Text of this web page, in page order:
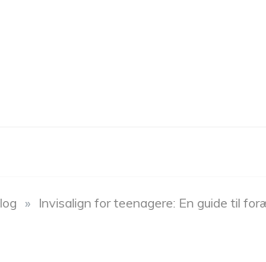
» Invisalign for teenagere: En guide til